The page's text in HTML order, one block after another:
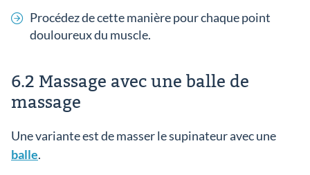
Procédez de cette manière pour chaque point
douloureux du muscle.
6.2 Massage avec une balle de
massage
Une variante est de masser le supinateur avec une
balle.